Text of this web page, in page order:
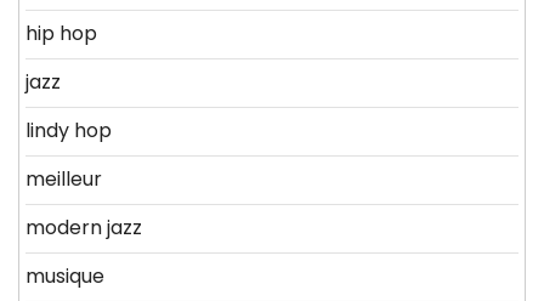
hip hop
jazz
lindy hop
meilleur
modern jazz
musique